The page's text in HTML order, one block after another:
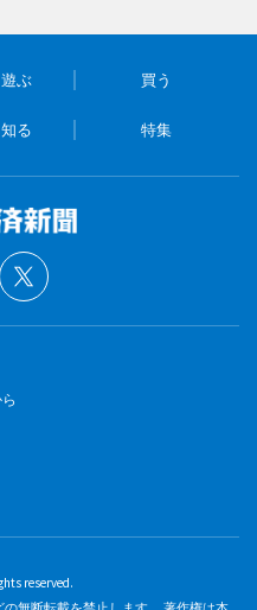
ぶ 買う
る 特集
reserved.